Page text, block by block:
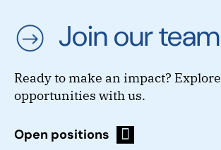
Join our team
Ready to make an impact? Explore
opportunities with us.
Open positions